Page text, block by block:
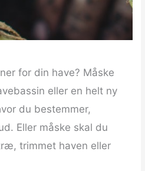
for din have? Måske
eller en helt ny
du bestemmer,
Eller måske skal du
trimmet haven eller